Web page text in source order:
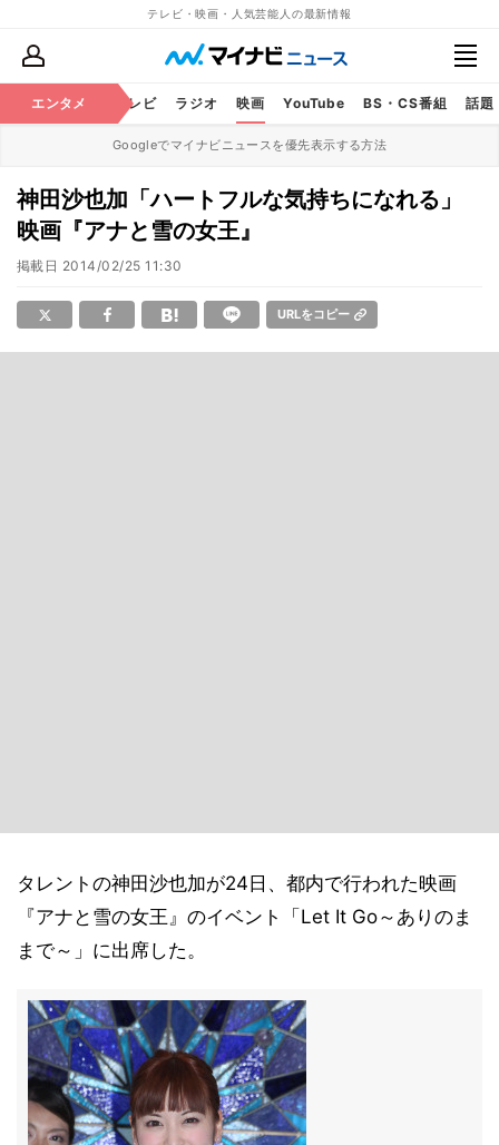
テレビ・映画・人気芸能人の最新情報
エンタメ
芸能 テレビ ラジオ 映画 YouTube BS・CS番組 話題
Googleでマイナビニュースを優先表示する方法
神田沙也加「ハートフルな気持ちになれる」
映画『アナと雪の女王』
掲載日 2014/02/25 11:30
URLをコピー
タレントの神田沙也加が24日、都内で行われた映画
『アナと雪の女王』のイベント「Let It Go～ありのま
まで～」に出席した。